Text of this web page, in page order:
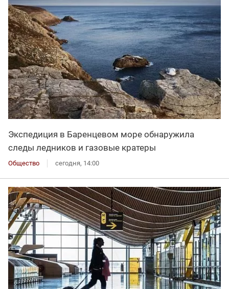
Экспедиция в Баренцевом море обнаружила
следы ледников и газовые кратеры
Общество сегодня, 14:00